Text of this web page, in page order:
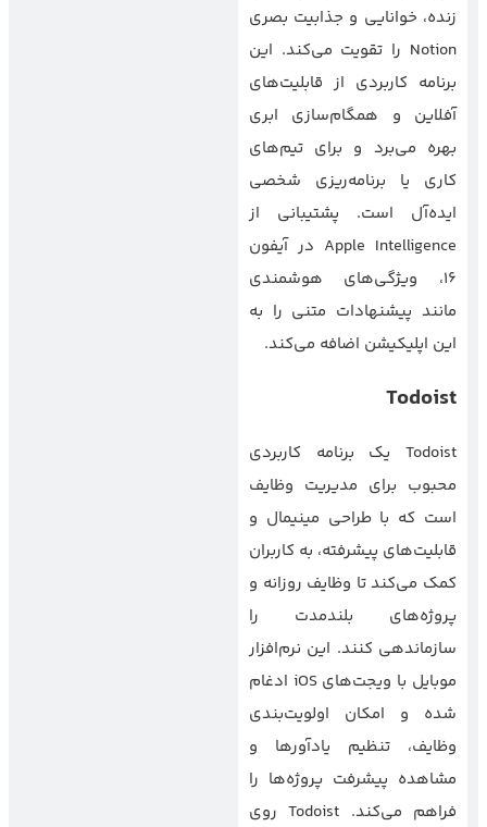
زنده، خوانایی و جذابیت بصری
Notion را تقویت می‌کند. این
برنامه کاربردی از قابلیت‌های
آفلاین و همگام‌سازی ابری
بهره می‌برد و برای تیم‌های
کاری یا برنامه‌ریزی شخصی
ایده‌آل است. پشتیبانی از
Apple Intelligence در آیفون
۱۶، ویژگی‌های هوشمندی
مانند پیشنهادات متنی را به
این اپلیکیشن اضافه می‌کند.
Todoist
Todoist یک برنامه کاربردی
محبوب برای مدیریت وظایف
است که با طراحی مینیمال و
قابلیت‌های پیشرفته، به کاربران
کمک می‌کند تا وظایف روزانه و
پروژه‌های بلندمدت را
سازماندهی کنند. این نرم‌افزار
موبایل با ویجت‌های iOS ادغام
شده و امکان اولویت‌بندی
وظایف، تنظیم یادآورها و
مشاهده پیشرفت پروژه‌ها را
فراهم می‌کند. Todoist روی